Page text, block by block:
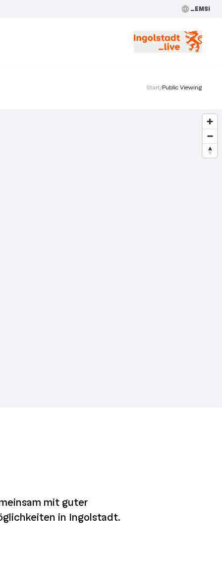
_EMSi
Start/Public Viewing
mit guter
in Ingolstadt.